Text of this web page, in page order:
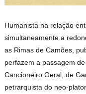
Humanista na relação
simultaneamente a
as Rimas de Camões,
perfazem a passagem
Cancioneiro Geral, de
petrarquista do neo-